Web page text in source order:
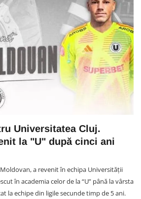
Universitatea Cluj.
la "U" după cinci ani
a revenit în echipa Universității
în academia celor de la “U” până la vârsta
la echipe din ligile secunde timp de 5 ani.